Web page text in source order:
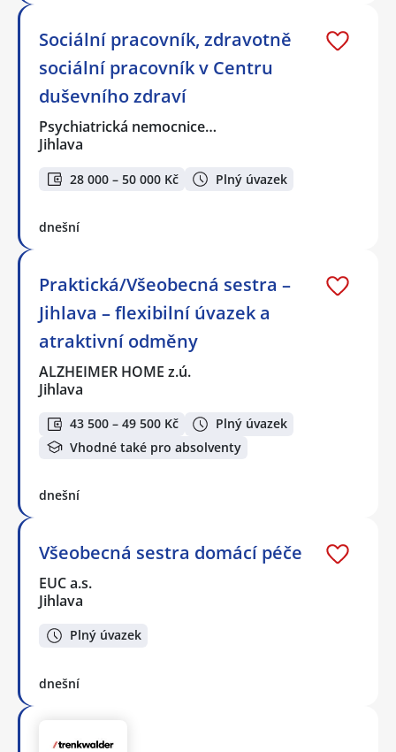
Sociální pracovník, zdravotně
sociální pracovník v Centru
duševního zdraví
Psychiatrická nemocnice…
Jihlava
28 000 – 50 000 Kč Plný úvazek
dnešní
Praktická/Všeobecná sestra –
Jihlava – flexibilní úvazek a
atraktivní odměny
ALZHEIMER HOME z.ú.
Jihlava
43 500 – 49 500 Kč
Plný úvazek
Vhodné také pro absolventy
dnešní
Všeobecná sestra domácí péče
EUC a.s.
Jihlava
Plný úvazek
dnešní